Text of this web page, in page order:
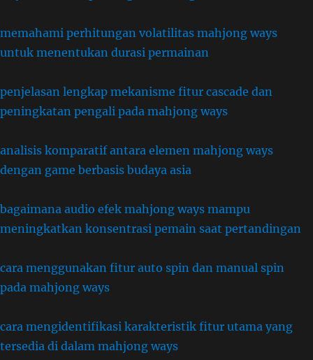
memahami perhitungan volatilitas mahjong ways
untuk menentukan durasi permainan
penjelasan lengkap mekanisme fitur cascade dan
peningkatan pengali pada mahjong ways
analisis komparatif antara elemen mahjong ways
dengan game berbasis budaya asia
bagaimana audio efek mahjong ways mampu
meningkatkan konsentrasi pemain saat pertandingan
cara menggunakan fitur auto spin dan manual spin
pada mahjong ways
cara mengidentifikasi karakteristik fitur utama yang
tersedia di dalam mahjong ways